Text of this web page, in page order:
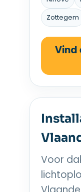
Zottegem
Vind
Voor